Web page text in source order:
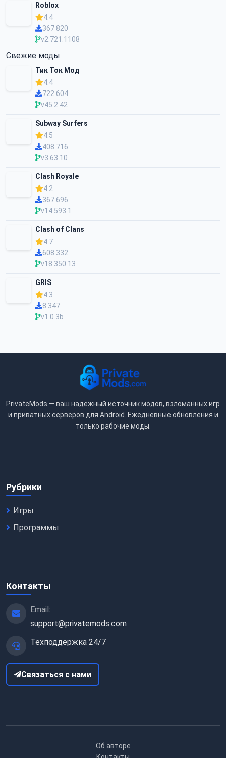
Roblox
4.4
367 820
v2.721.1108
Свежие моды
Тик Ток Мод
4.4
722 604
v45.2.42
Subway Surfers
4.5
408 716
v3.63.10
Clash Royale
4.2
367 696
v14.593.1
Clash of Clans
4.7
608 332
v18.350.13
GRIS
4.3
8 347
v1.0.3b
PrivateMods — ваш надежный источник модов, взломанных игр
и приватных серверов для Android. Ежедневные обновления и
только рабочие моды.
Рубрики
Игры
Программы
Контакты
Email:
support@privatemods.com
Техподдержка 24/7
Связаться с нами
Об авторе